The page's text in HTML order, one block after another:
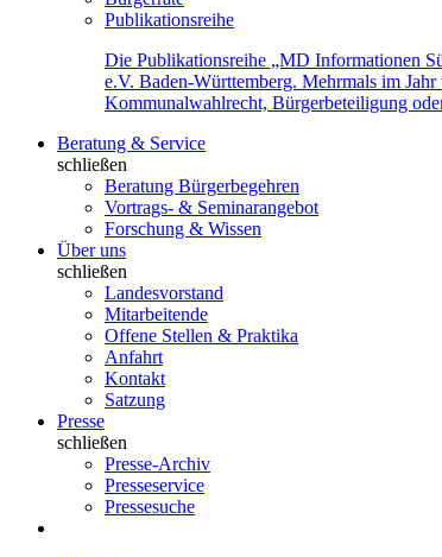
Publikationsreihe
Die Publikationsreihe „MD Informationen
e.V. Baden-Württemberg. Mehrmals im
Kommunalwahlrecht, Bürgerbeteiligung
Beratung & Service
schließen
Beratung Bürgerbegehren
Vortrags- & Seminarangebot
Forschung & Wissen
Über uns
schließen
Landesvorstand
Mitarbeitende
Offene Stellen & Praktika
Anfahrt
Kontakt
Satzung
Presse
schließen
Presse-Archiv
Presseservice
Pressesuche